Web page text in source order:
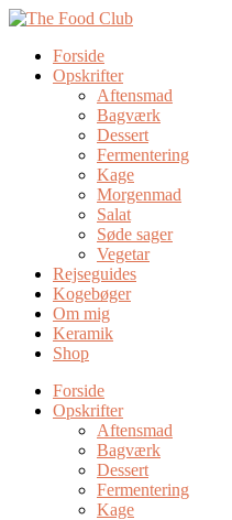
Forside
Opskrifter
Aftensmad
Bagværk
Dessert
Fermentering
Kage
Morgenmad
Salat
Søde sager
Vegetar
Rejseguides
Kogebøger
Om mig
Keramik
Shop
Forside
Opskrifter
Aftensmad
Bagværk
Dessert
Fermentering
Kage